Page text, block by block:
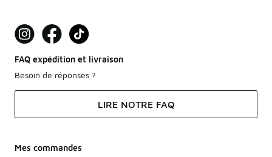
FAQ expédition et livraison
Besoin de réponses ?
LIRE NOTRE FAQ
Mes commandes